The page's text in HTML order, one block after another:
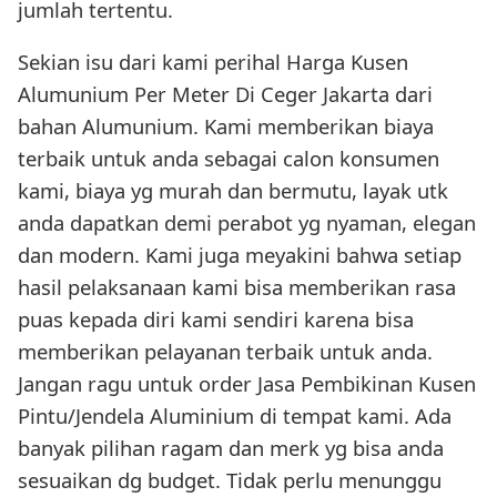
jumlah tertentu.
Sekian isu dari kami perihal Harga Kusen
Alumunium Per Meter Di Ceger Jakarta dari
bahan Alumunium. Kami memberikan biaya
terbaik untuk anda sebagai calon konsumen
kami, biaya yg murah dan bermutu, layak utk
anda dapatkan demi perabot yg nyaman, elegan
dan modern. Kami juga meyakini bahwa setiap
hasil pelaksanaan kami bisa memberikan rasa
puas kepada diri kami sendiri karena bisa
memberikan pelayanan terbaik untuk anda.
Jangan ragu untuk order Jasa Pembikinan Kusen
Pintu/Jendela Aluminium di tempat kami. Ada
banyak pilihan ragam dan merk yg bisa anda
sesuaikan dg budget. Tidak perlu menunggu